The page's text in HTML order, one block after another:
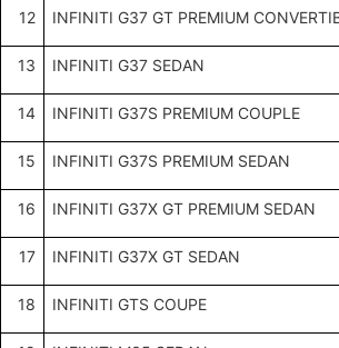
12 INFINITI G37 GT PREMIUM
13 INFINITI G37 SEDAN
14 INFINITI G37S PREMIUM COUPLE
15 INFINITI G37S PREMIUM SEDAN
16 INFINITI G37X GT PREMIUM SEDAN
17 INFINITI G37X GT SEDAN
18 INFINITI GTS COUPE